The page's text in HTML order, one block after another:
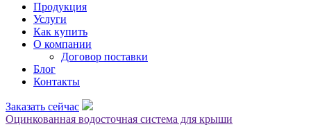
Продукция
Услуги
Как купить
О компании
Договор поставки
Блог
Контакты
Заказать сейчас
Оцинкованная водосточная система для крыши